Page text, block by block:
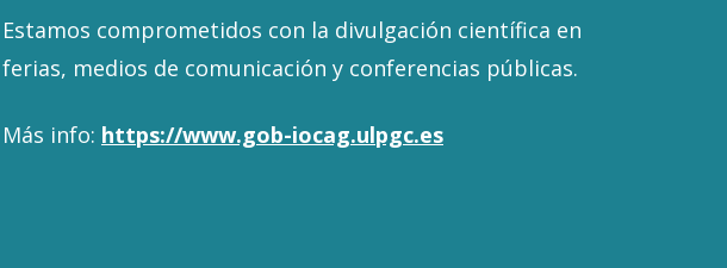
Estamos comprometidos con la divulgación científica en
ferias, medios de comunicación y conferencias públicas.
Más info: https://www.gob-iocag.ulpgc.es